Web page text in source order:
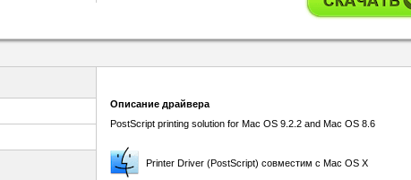
Описание драйвера
PostScript printing solution for Mac OS 9.2.2 and Mac OS 8.6
Printer Driver (PostScript) совместим с Mac OS X